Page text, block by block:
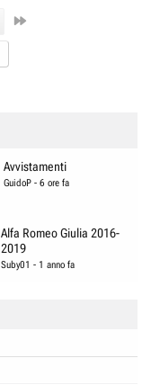
Avvistamenti
GuidoP - 6 ore fa
Alfa Romeo Giulia 2016-
2019
Suby01 - 1 anno fa